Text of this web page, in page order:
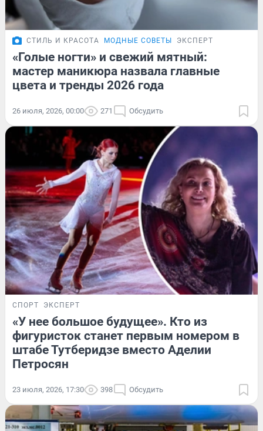
СТИЛЬ И КРАСОТА МОДНЫЕ СОВЕТЫ ЭКСПЕРТ
«Голые ногти» и свежий мятный:
мастер маникюра назвала главные
цвета и тренды 2026 года
26 июля, 2026, 00:00 271 Обсудить
СПОРТ ЭКСПЕРТ
«У нее большое будущее». Кто из
фигуристок станет первым номером в
штабе Тутберидзе вместо Аделии
Петросян
23 июля, 2026, 17:30 398 Обсудить